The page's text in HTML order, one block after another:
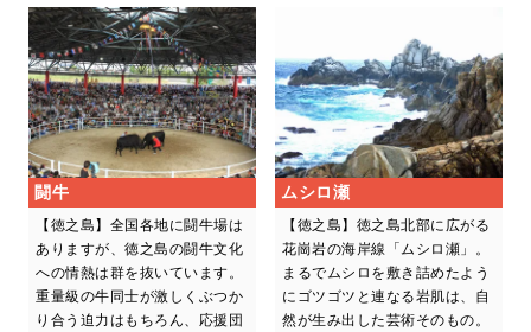
闘牛
【徳之島】全国各地に闘牛場は
ありますが、徳之島の闘牛文化
への情熱は群を抜いています。
重量級の牛同士が激しくぶつか
り合う迫力はもちろん、応援団
ムシロ瀬
【徳之島】徳之島北部に広がる
花崗岩の海岸線「ムシロ瀬」。
まるでムシロを敷き詰めたよう
にゴツゴツと連なる岩肌は、自
然が生み出した芸術そのもの。